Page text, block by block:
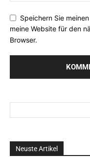
Speichern Sie
meine Website für den
Browser.
Neuste Artikel